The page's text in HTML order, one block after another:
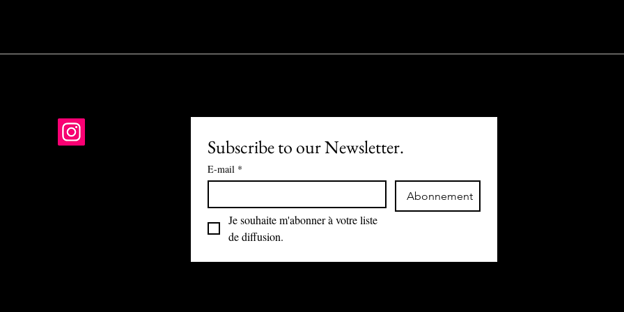
Subscribe to our Newsletter.
E-mail *
Abonnement
Je souhaite m'abonner à votre liste
de diffusion.